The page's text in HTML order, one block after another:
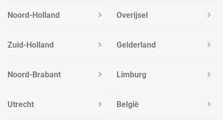
Noord-Holland
Zuid-Holland
Noord-Brabant
Utrecht
Overijsel
Gelderland
Limburg
België